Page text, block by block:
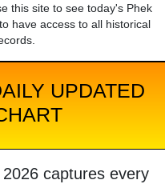
this site to see today's Phek
have access to all historical
UPDATED
captures every